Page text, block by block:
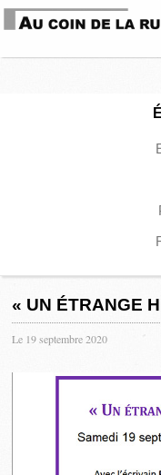
« UN ÉTRANGE
Le 19 septembre 2020